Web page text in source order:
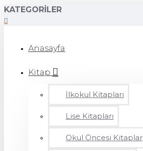
KATEGORILER
Anasayfa
Kitap
İlkokul Kitapları
Lise Kitapları
Okul Öncesi Kitaplar